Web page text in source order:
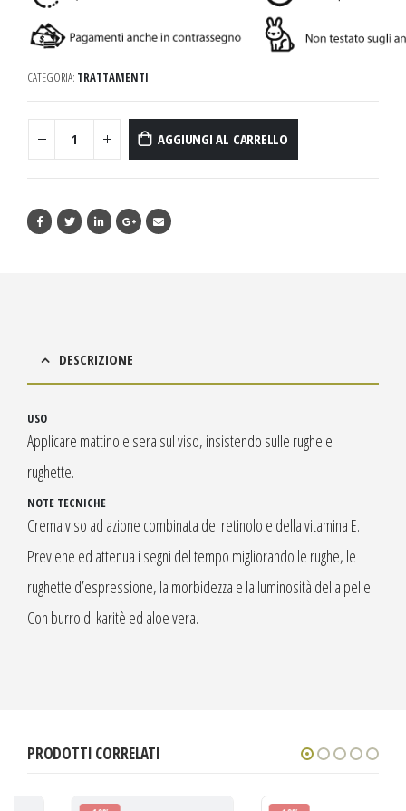
CATEGORIA: TRATTAMENTI
AGGIUNGI AL CARRELLO
DESCRIZIONE
USO
Applicare mattino e sera sul viso, insistendo sulle rughe e
rughette.
NOTE TECNICHE
Crema viso ad azione combinata del retinolo e della vitamina E.
Previene ed attenua i segni del tempo migliorando le rughe, le
rughette d’espressione, la morbidezza e la luminosità della pelle.
Con burro di karitè ed aloe vera.
PRODOTTI CORRELATI